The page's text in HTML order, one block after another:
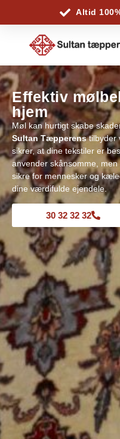
Altid
Effektiv
hjem
Møl kan hurtigt skabe
Sultan Tæpperenstilbyder
sikrer, at dine tekstiler er
anvender skånsomme,
sikre for mennesker og
dine værdifulde ejendele.
30 32 32 32